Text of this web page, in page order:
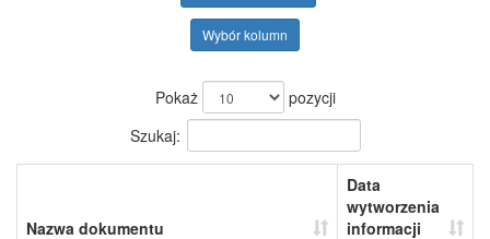
Wybór kolumn
Pokaż
pozycji
Szukaj:
Nazwa dokumentu
Data
wytworzenia
informacji